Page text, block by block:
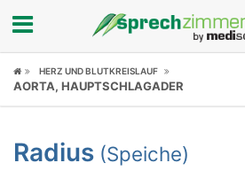
Fokus
Symptome
HERZ UND BLUTKREISLAUF
AORTA, HAUPTSCHLAGADER
Radius (Speiche)